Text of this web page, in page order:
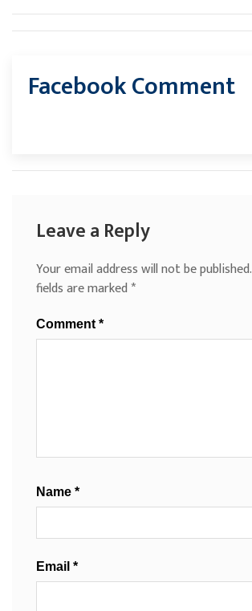
Facebook Comment
Leave a Reply
Your email address will not be published.
fields are marked*
Comment *
Name *
Email *